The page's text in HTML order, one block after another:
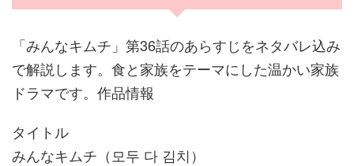
「みんなキムチ」第36話のあらすじをネタバレ込み
で解説します。食と家族をテーマにした温かい家族
ドラマです。作品情報
タイトル
みんなキムチ（모두 다 김치）